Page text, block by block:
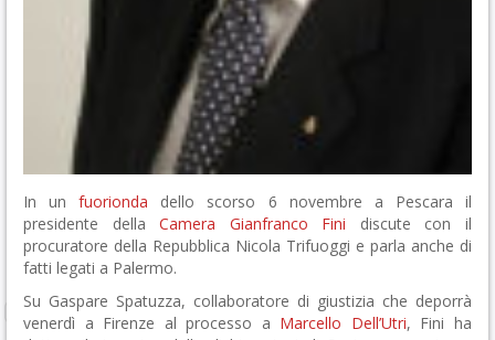
In unfuorionda dello scorso 6 novembre a Pescara il
presidente dellaCamera Gianfranco Fini discute con il
procuratore della Repubblica Nicola Trifuoggi e parla anche di
fatti legati a Palermo.
Su Gaspare Spatuzza, collaboratore di giustizia che deporrà
venerdì a Firenze al processo a Marcello Dell’Utri, Fini ha